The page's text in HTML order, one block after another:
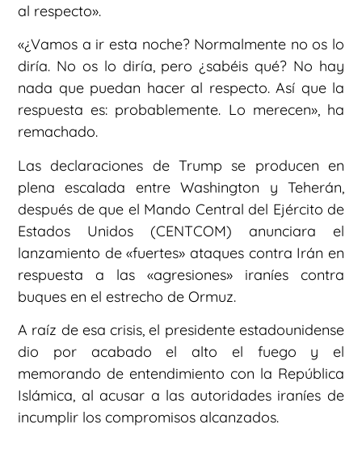
al respecto».
«¿Vamos a ir esta noche? Normalmente no os lo
diría. No os lo diría, pero ¿sabéis qué? No hay
nada que puedan hacer al respecto. Así que la
respuesta es: probablemente. Lo merecen», ha
remachado.
Las declaraciones de Trump se producen en
plena escalada entre Washington y Teherán,
después de que el Mando Central del Ejército de
Estados Unidos (CENTCOM) anunciara el
lanzamiento de «fuertes» ataques contra Irán en
respuesta a las «agresiones» iraníes contra
buques en el estrecho de Ormuz.
A raíz de esa crisis, el presidente estadounidense
dio por acabado el alto el fuego y el
memorando de entendimiento con la República
Islámica, al acusar a las autoridades iraníes de
incumplir los compromisos alcanzados.